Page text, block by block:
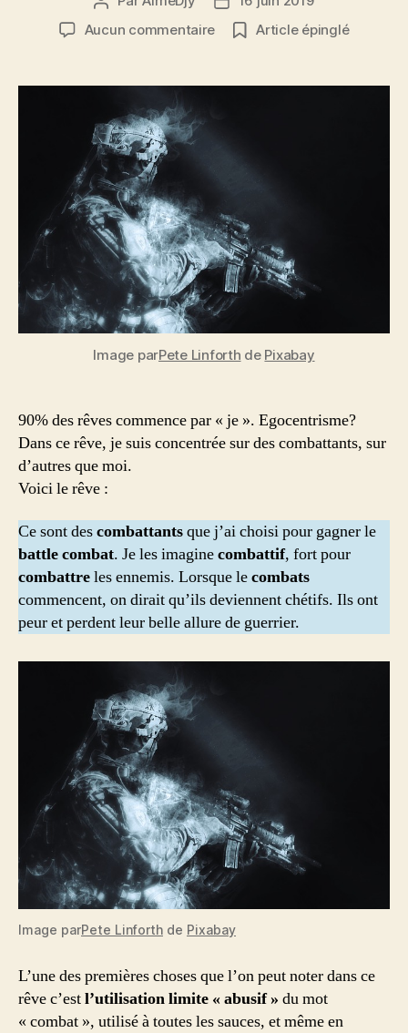
de
l’article
Aucun commentairesur
Article épinglé
Image parPete Linforth de Pixabay
90% des rêves commence par « je ». Egocentrisme?
Dans ce rêve, je suis concentrée sur des combattants, sur
d’autres que moi.
Voici le rêve :
Ce sont descombattantsque j’ai choisi pour gagner le
battle combat. Je les imaginecombattif, fort pour
combattreles ennemis. Lorsque lecombats
commencent, on dirait qu’ils deviennent chétifs. Ils ont
peur et perdent leur belle allure de guerrier.
Image parPete Linforth de Pixabay
L’une des premières choses que l’on peut noter dans ce
rêve c’estl’utilisation limite « abusif » du mot
« combat », utilisé à toutes les sauces, et même en